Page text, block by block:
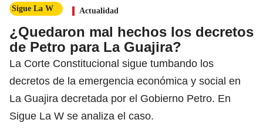
Sigue La W Actualidad
¿Quedaron mal hechos los decretos
de Petro para La Guajira?
La Corte Constitucional sigue tumbando los
decretos de la emergencia económica y social en
La Guajira decretada por el Gobierno Petro. En
Sigue La W se analiza el caso.